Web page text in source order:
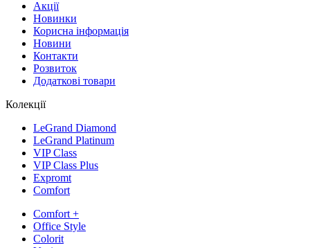
Акції
Новинки
Корисна інформація
Новини
Контакти
Розвиток
Додаткові товари
Колекції
LeGrand Diamond
LeGrand Platinum
VIP Class
VIP Class Plus
Expromt
Comfort
Comfort +
Office Style
Colorit